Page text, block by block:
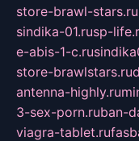
store-brawl-stars.ru
sindika-01.rusp-
e-abis-1-c.ru
store-brawlstars.ru
antenna-highly.ru
3-sex-porn.ruban-
viagra-tablet.ru